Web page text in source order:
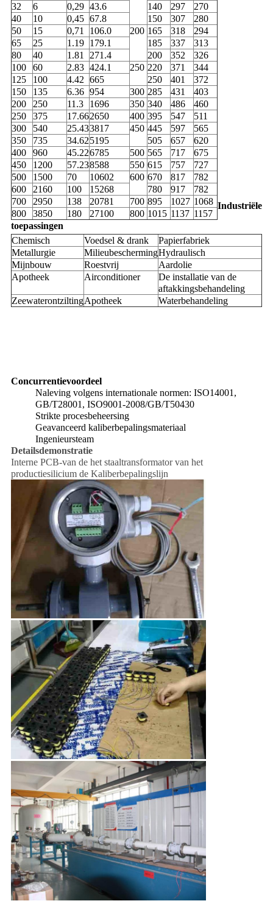
32 6 0,29 43.6 140 297
270
40
10 0,45 67.8 150 307
280
50
15 0,71 106.0 200 165 318
294
65
25 1.19 179.1 185 337
313
80
40 1.81 271.4 200 352
326
100
60 2.83 424.1 250 220 371
344
125
100 4.42 665 250 401
372
150
135 6.36 954 300 285 431
403
200
250 11.3 1696 350 340 486
460
250
375 17.662650 400 395 547
511
300
540 25.433817 450 445 597
565
350
735 34.625195 505 657
620
400
960 45.226785 500 565 717
675
450
1200 57.238588 550 615 757
727
500
1500 70 10602 600 670 817
782
600
2160 100 15268 780 917
782
700
2950 138 20781 700 895 1027 1068
800
3850 180 27100 800 1015 1137 1157
Industriële
toepassingen
Chemisch
Voedsel & drank
Papierfabriek
Metallurgie
MilieubeschermingHydraulisch
Mijnbouw
Roestvrij
Aardolie
Apotheek
Airconditioner
De installatie van de
aftakkingsbehandeling
ZeewaterontziltingApotheek Waterbehandeling
Concurrentievoordeel
Naleving volgens internationale normen: ISO14001,
GB/T28001, ISO9001-2008/GB/T50430
Strikte procesbeheersing
Geavanceerd kaliberbepalingsmateriaal
Ingenieursteam
Detailsdemonstratie
Interne PCB-van de het staaltransformator van het
productiesilicium de Kaliberbepalingslijn